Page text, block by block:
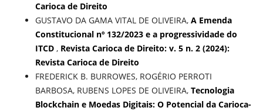
Carioca de Direito
GUSTAVO DA GAMA VITAL DE OLIVEIRA, A Emenda
Constitucional nº 132/2023 e a progressividade do
ITCD , Revista Carioca de Direito: v. 5 n. 2 (2024):
Revista Carioca de Direito
FREDERICK B. BURROWES, ROGÉRIO PERROTI
BARBOSA, RUBENS LOPES DE OLIVEIRA, Tecnologia
Blockchain e Moedas Digitais: O Potencial da Carioca-